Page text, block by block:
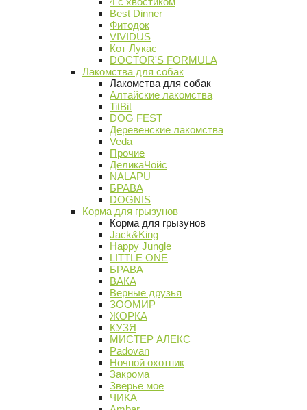
Best Dinner
Фитодок
VIVIDUS
Кот Лукас
DOCTOR'S FORMULA
Лакомства для собак
Лакомства для собак
Алтайские лакомства
TitBit
DOG FEST
Деревенские лакомства
Veda
Прочие
ДеликаЧойс
NALAPU
БРАВА
DOGNIS
Корма для грызунов
Корма для грызунов
Jack&King
Happy Jungle
LITTLE ONE
БРАВА
ВАКА
Верные друзья
ЗООМИР
ЖОРКА
КУЗЯ
МИСТЕР АЛЕКС
Padovan
Ночной охотник
Закрома
Зверье мое
ЧИКА